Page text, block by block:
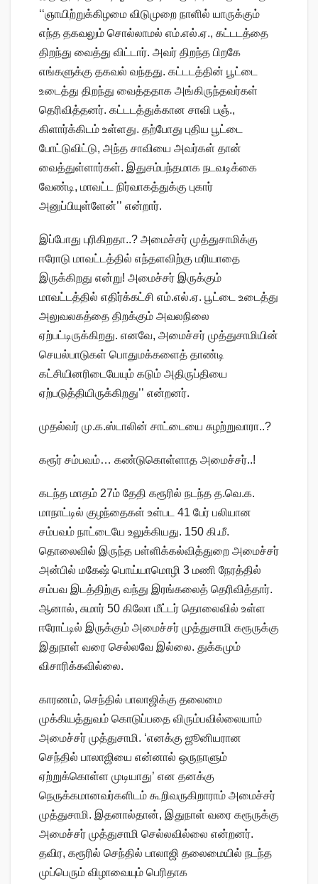
‘‘ஞாயிற்றுக்கிழமை விடுமுறை நாளில் யாருக்கும்
எந்த தகவலும் சொல்லாமல் எம்.எல்.ஏ., கட்டடத்தை
திறந்து வைத்து விட்டார். அவர் திறந்த பிறகே
எங்களுக்கு தகவல் வந்தது. கட்டடத்தின் பூட்டை
உடைத்து திறந்து வைத்ததாக அங்கிருந்தவர்கள்
தெரிவித்தனர். கட்டடத்துக்கான சாவி பஞ்.,
கிளார்க்கிடம் உள்ளது. தற்போது புதிய பூட்டை
போட்டுவிட்டு, அந்த சாவியை அவர்கள் தான்
வைத்துள்ளார்கள். இதுசம்பந்தமாக நடவடிக்கை
வேண்டி, மாவட்ட நிர்வாகத்துக்கு புகார்
அனுப்பியுள்ளேன்’’ என்றார்.
இப்போது புரிகிறதா..? அமைச்சர் முத்துசாமிக்கு
ஈரோடு மாவட்டத்தில் எந்தளவிற்கு மரியாதை
இருக்கிறது என்று! அமைச்சர் இருக்கும்
மாவட்டத்தில் எதிர்க்கட்சி எம்.எல்.ஏ. பூட்டை உடைத்து
அலுவலகத்தை திறக்கும் அவலநிலை
ஏற்பட்டிருக்கிறது. எனவே, அமைச்சர் முத்துசாமியின்
செயல்பாடுகள் பொதுமக்களைத் தாண்டி
கட்சியினரிடையேயும் கடும் அதிருப்தியை
ஏற்படுத்தியிருக்கிறது’’ என்றனர்.
முதல்வர் மு.க.ஸ்டாலின் சாட்டையை சுழற்றுவாரா..?
கரூர் சம்பவம்… கண்டுகொள்ளாத அமைச்சர்..!
கடந்த மாதம் 27ம் தேதி கரூரில் நடந்த த.வெ.க.
மாநாட்டில் குழந்தைகள் உள்பட 41 பேர் பலியான
சம்பவம் நாட்டையே உலுக்கியது. 150 கி.மீ.
தொலைவில் இருந்த பள்ளிக்கல்வித்துறை அமைச்சர்
அன்பில் மகேஷ் பொய்யாமொழி 3 மணி நேரத்தில்
சம்பவ இடத்திற்கு வந்து இரங்கலைத் தெரிவித்தார்.
ஆனால், சுமார் 50 கிலோ மீட்டர் தொலைவில் உள்ள
ஈரோட்டில் இருக்கும் அமைச்சர் முத்துசாமி கரூருக்கு
இதுநாள் வரை செல்லவே இல்லை. துக்கமும்
விசாரிக்கவில்லை.
காரணம், செந்தில் பாலாஜிக்கு தலைமை
முக்கியத்துவம் கொடுப்பதை விரும்பவில்லையாம்
அமைச்சர் முத்துசாமி. ‘எனக்கு ஜூனியரான
செந்தில் பாலாஜியை என்னால் ஒருநாளும்
ஏற்றுக்கொள்ள முடியாது’ என தனக்கு
நெருக்கமானவர்களிடம் கூறிவருகிறாராம் அமைச்சர்
முத்துசாமி. இதனால்தான், இதுநாள் வரை கரூருக்கு
அமைச்சர் முத்துசாமி செல்லவில்லை என்றனர்.
தவிர, கரூரில் செந்தில் பாலாஜி தலைமையில் நடந்த
முப்பெரும் விழாவையும் பெரிதாக